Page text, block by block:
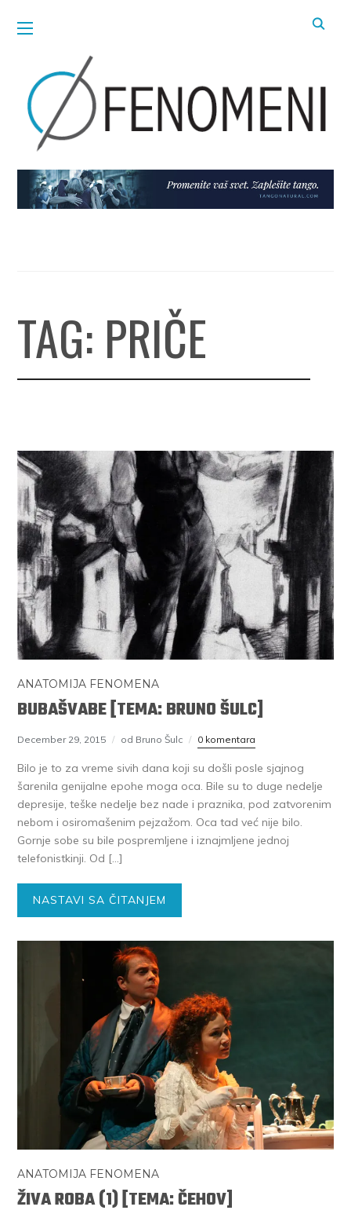
TAG: PRIČE
ANATOMIJA FENOMENA
BUBAŠVABE [TEMA: BRUNO ŠULC]
December 29, 2015 od Bruno Šulc 0 komentara
Bilo je to za vreme sivih dana koji su došli posle sjajnog
šarenila genijalne epohe moga oca. Bile su to duge nedelje
depresije, teške nedelje bez nade i praznika, pod zatvorenim
nebom i osiromašenim pejzažom. Oca tad već nije bilo.
Gornje sobe su bile pospremljene i iznajmljene jednoj
telefonistkinji. Od […]
NASTAVI SA ČITANJEM
ANATOMIJA FENOMENA
ŽIVA ROBA (1) [TEMA: ČEHOV]